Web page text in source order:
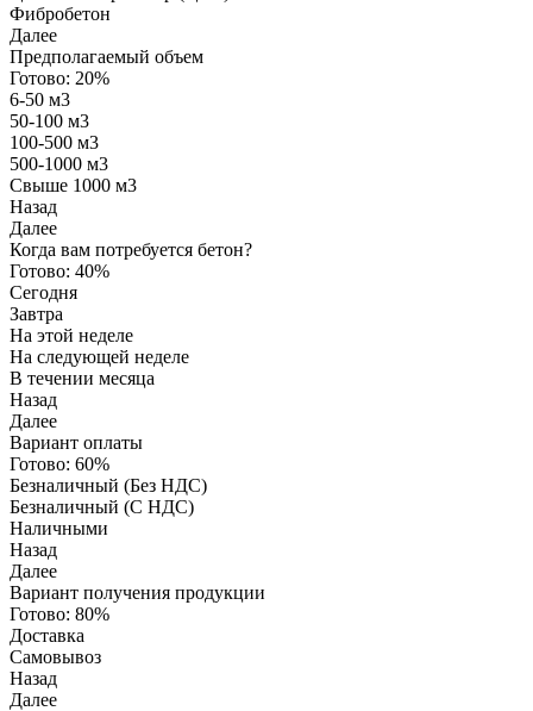
Фибробетон
Далее
Предполагаемый объем
Готово: 20%
6-50 м3
50-100 м3
100-500 м3
500-1000 м3
Свыше 1000 м3
Назад
Далее
Когда вам потребуется бетон?
Готово: 40%
Сегодня
Завтра
На этой неделе
На следующей неделе
В течении месяца
Назад
Далее
Вариант оплаты
Готово: 60%
Безналичный (Без НДС)
Безналичный (С НДС)
Наличными
Назад
Далее
Вариант получения продукции
Готово: 80%
Доставка
Самовывоз
Назад
Далее